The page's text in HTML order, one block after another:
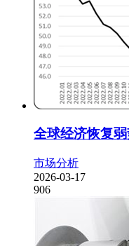
全球经济恢复
市场分析
2026-03-17
906